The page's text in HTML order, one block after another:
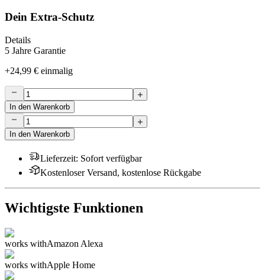
Dein Extra-Schutz
Details
5 Jahre Garantie
+24,99 € einmalig
In den Warenkorb
In den Warenkorb
Lieferzeit: Sofort verfügbar
Kostenloser Versand, kostenlose Rückgabe
Wichtigste Funktionen
works withAmazon Alexa
works withApple Home